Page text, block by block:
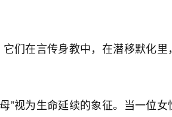
们在言传身教中，在潜移默化里，
”视为生命延续的象征。当一位女